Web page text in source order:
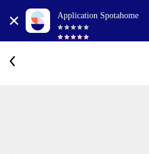
Application Spotahome